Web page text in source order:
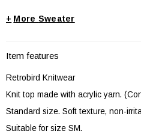
+ Sweater
Item features
Retrobird Knitwear
Knit top made with acrylic yarn.
Standard size. Soft texture, non-
Suitable for size SM.